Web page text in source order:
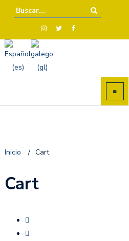
Inicio / Cart
Cart